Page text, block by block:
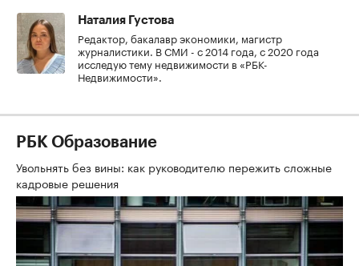
Наталия Густова
Редактор, бакалавр экономики, магистр
журналистики. В СМИ - с 2014 года, с 2020 года
исследую тему недвижимости в «РБК-
Недвижимости».
РБК Образование
Увольнять без вины: как руководителю пережить сложные
кадровые решения